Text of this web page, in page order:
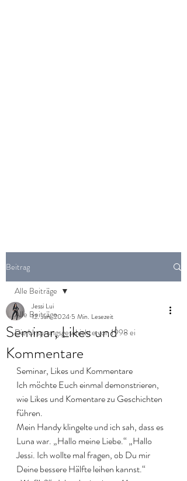
Beitrag
Alle Beiträge
Die Ursprungsgeschichte von 1998 ei
Alle Beiträge
Seminar, Likes und
Kommentare
Jessi Lui
12. Jan. 2024 5 Min. Lesezeit
Seminar, Likes und Kommentare
Ich möchte Euch einmal demonstrieren,
wie Likes und Komentare zu Geschichten
führen.
Mein Handy klingelte und ich sah, dass es
Luna war. „Hallo meine Liebe.“ „Hallo
Jessi. Ich wollte mal fragen, ob Du mir
Deine bessere Hälfte leihen kannst.“